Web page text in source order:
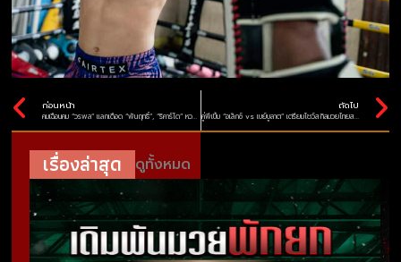
ก่อนหน้า
คมเฉือนคม “วรพล” แลกเดือด “พันฤทธิ์”, “ริคาร์โด” หวนบู๊ “จอร์จ” ศึก ONE ลุมพินี 73
ถัดไป
คู่พี่เบิ้ม “อเล็กซ์ vs เบย์บูลาต” เตรียมโชว์สกิลมวยไทยสนั่นลุมพินี
เรื่องล่าสุด ดูทั้งหมด